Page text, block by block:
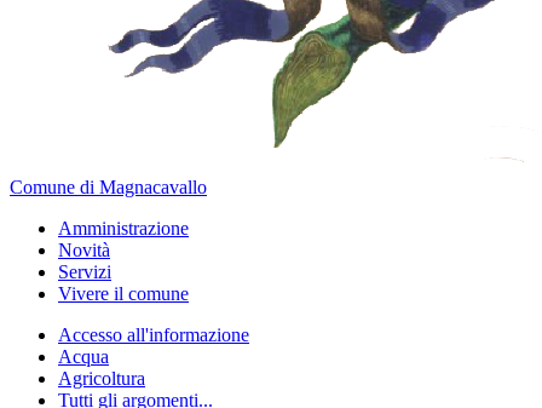
Comune di Magnacavallo
Amministrazione
Novità
Servizi
Vivere il comune
Accesso all'informazione
Acqua
Agricoltura
Tutti gli argomenti...